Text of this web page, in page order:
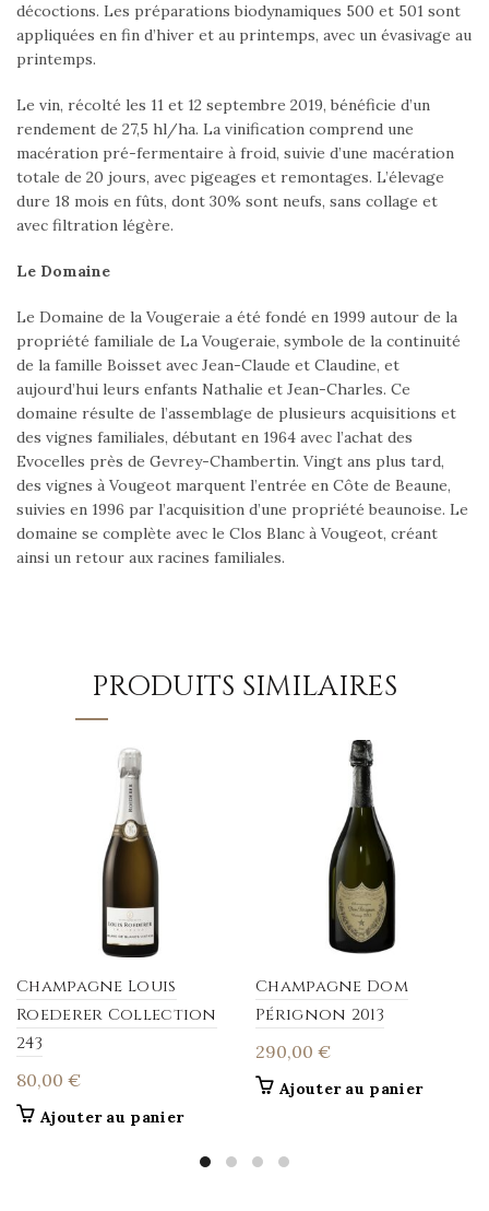
décoctions. Les préparations biodynamiques 500 et 501 sont
appliquées en fin d’hiver et au printemps, avec un évasivage au
printemps.
Le vin, récolté les 11 et 12 septembre 2019, bénéficie d’un
rendement de 27,5 hl/ha. La vinification comprend une
macération pré-fermentaire à froid, suivie d’une macération
totale de 20 jours, avec pigeages et remontages. L’élevage
dure 18 mois en fûts, dont 30% sont neufs, sans collage et
avec filtration légère.
Le Domaine
Le Domaine de la Vougeraie a été fondé en 1999 autour de la
propriété familiale de La Vougeraie, symbole de la continuité
de la famille Boisset avec Jean-Claude et Claudine, et
aujourd’hui leurs enfants Nathalie et Jean-Charles. Ce
domaine résulte de l’assemblage de plusieurs acquisitions et
des vignes familiales, débutant en 1964 avec l’achat des
Evocelles près de Gevrey-Chambertin. Vingt ans plus tard,
des vignes à Vougeot marquent l’entrée en Côte de Beaune,
suivies en 1996 par l’acquisition d’une propriété beaunoise. Le
domaine se complète avec le Clos Blanc à Vougeot, créant
ainsi un retour aux racines familiales.
PRODUITS SIMILAIRES
Champagne Louis
Roederer Collection
243
80,00 €
Ajouter au panier
Champagne Dom
Pérignon 2013
290,00 €
Ajouter au panier